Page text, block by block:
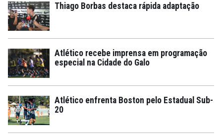
Thiago Borbas destaca rápida adaptação
Atlético recebe imprensa em programação
especial na Cidade do Galo
Atlético enfrenta Boston pelo Estadual Sub-
20